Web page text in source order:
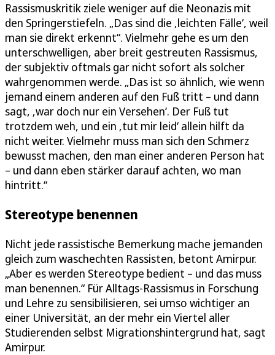
Rassismuskritik ziele weniger auf die Neonazis mit
den Springerstiefeln. „Das sind die ‚leichten Fälle‘, weil
man sie direkt erkennt“. Vielmehr gehe es um den
unterschwelligen, aber breit gestreuten Rassismus,
der subjektiv oftmals gar nicht sofort als solcher
wahrgenommen werde. „Das ist so ähnlich, wie wenn
jemand einem anderen auf den Fuß tritt – und dann
sagt, ‚war doch nur ein Versehen‘. Der Fuß tut
trotzdem weh, und ein ‚tut mir leid‘ allein hilft da
nicht weiter. Vielmehr muss man sich den Schmerz
bewusst machen, den man einer anderen Person hat
– und dann eben stärker darauf achten, wo man
hintritt.“
Stereotype benennen
Nicht jede rassistische Bemerkung mache jemanden
gleich zum waschechten Rassisten, betont Amirpur.
„Aber es werden Stereotype bedient – und das muss
man benennen.“ Für Alltags-Rassismus in Forschung
und Lehre zu sensibilisieren, sei umso wichtiger an
einer Universität, an der mehr ein Viertel aller
Studierenden selbst Migrationshintergrund hat, sagt
Amirpur.